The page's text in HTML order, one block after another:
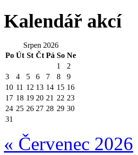
Kalendář akcí
Srpen 2026
Po Út St Čt Pá So Ne
1
2
3
4 5 6 7 8
9
10 11 12 13 14 15 16
17 18 19 20 21 22 23
24 25 26 27 28 29 30
31
« Červenec 2026